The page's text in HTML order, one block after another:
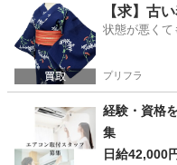
兵庫 加西市 北条町駅
【求】古
状態が悪くて
プリフラ
経験・資格
集
日給42,000